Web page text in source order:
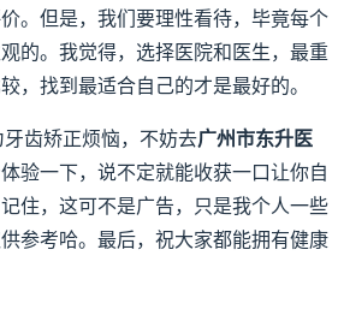
。但是，我们要理性看待，毕竟每个
的。我觉得，选择医院和医生，最重
，找到最适合自己的才是最好的。
齿矫正烦恼，不妨去广州市东升医
验一下，说不定就能收获一口让你自
住，这可不是广告，只是我个人一些
参考哈。最后，祝大家都能拥有健康